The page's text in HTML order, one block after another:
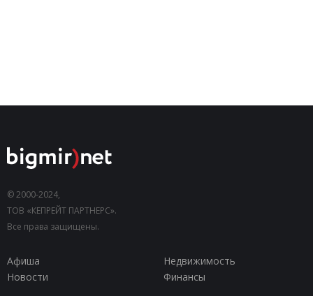
© 2000-2024,
ТОВ «КЕПРЕЙТ ПАРТНЕРС».
Все права защищены.
Афиша
Недвижимость
Новости
Финансы